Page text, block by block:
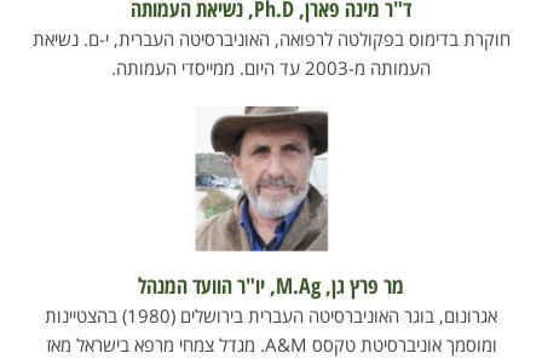
ד"ר מינה פארן, Ph.D, נשיאת העמותה
חוקרת בדימוס בפקולטה לרפואה, האוניברסיטה העברית, י-ם. נשיאת
העמותה מ-2003 עד היום. ממייסדי העמותה.
מר פרץ גן, M.Ag, יו"ר הוועד המנהל
אגרונום, בוגר האוניברסיטה העברית בירושלים (1980) בהצטיינות
ומוסמך אוניברסיטת טקסס A&M. מגדל צמחי מרפא בישראל מאז